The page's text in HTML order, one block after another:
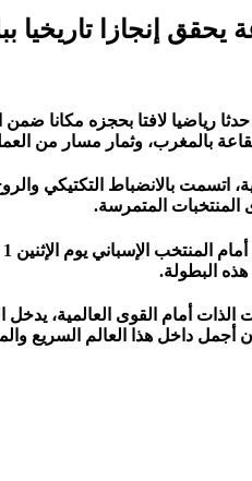
إنجازا تاريخيا
رياضيا لافتا بحجزه مكانا
بالمغرب، وثمار مسار من
بالانضباط التكتيكي
المتمرسة.
هذه البطولة.
أمام القوى العالمية،
أجمل داخل هذا العالم السريع